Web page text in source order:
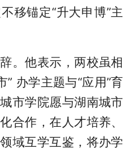
移锚定“升大申博”主
。他表示，两校虽相
” 办学主题与“应用”育
市学院愿与湖南城市
合作，在人才培养、
域互学互鉴，将办学